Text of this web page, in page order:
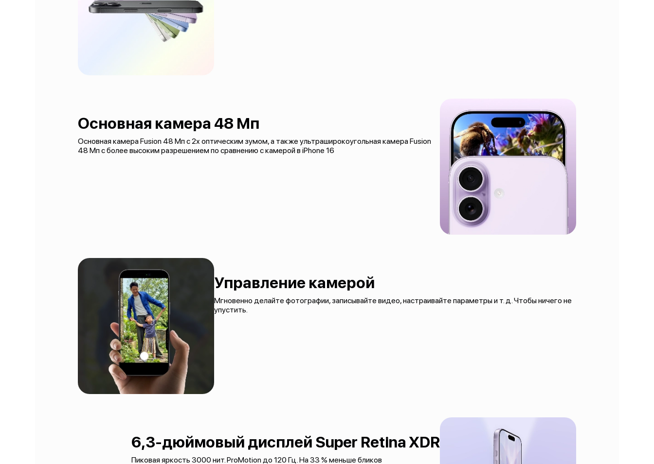
Основная камера 48 Мп
Основная камера Fusion 48 Мп с 2x оптическим зумом, а также ультраширокоугольная камера Fusion
48 Мп с более высоким разрешением по сравнению с камерой в iPhone 16
Управление камерой
Мгновенно делайте фотографии, записывайте видео, настраивайте параметры и т. д. Чтобы ничего не
упустить.
6,3-дюймовый дисплей Super Retina XDR
Пиковая яркость 3000 нит. ProMotion до 120 Гц. На 33 % меньше бликов